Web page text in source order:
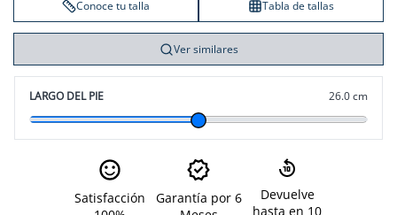
Conoce tu talla Tabla de tallas
Ver similares
LARGO DEL PIE 26.0 cm
Satisfacción
Garantía por 6
Devuelve
hasta en 10